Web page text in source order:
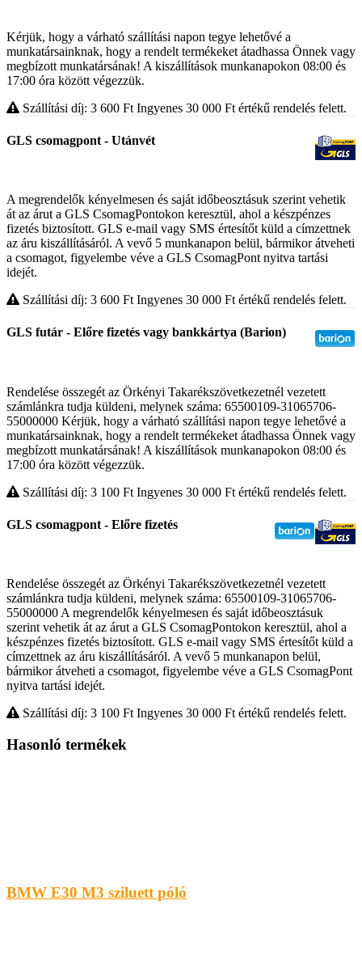
Kérjük, hogy a várható szállítási napon tegye lehetővé a
munkatársainknak, hogy a rendelt termékeket átadhassa Önnek vagy
megbízott munkatársának! A kiszállítások munkanapokon 08:00 és
17:00 óra között végezzük.
Szállítási díj: 3 600 Ft Ingyenes 30 000 Ft értékű rendelés felett.
GLS csomagpont - Utánvét
A megrendelők kényelmesen és saját időbeosztásuk szerint vehetik
át az árut a GLS CsomagPontokon keresztül, ahol a készpénzes
fizetés biztosított. GLS e-mail vagy SMS értesítőt küld a címzettnek
az áru kiszállításáról. A vevő 5 munkanapon belül, bármikor átveheti
a csomagot, figyelembe véve a GLS CsomagPont nyitva tartási
idejét.
Szállítási díj: 3 600 Ft Ingyenes 30 000 Ft értékű rendelés felett.
GLS futár - Előre fizetés vagy bankkártya (Barion)
Rendelése összegét az Örkényi Takarékszövetkezetnél vezetett
számlánkra tudja küldeni, melynek száma: 65500109-31065706-
55000000 Kérjük, hogy a várható szállítási napon tegye lehetővé a
munkatársainknak, hogy a rendelt termékeket átadhassa Önnek vagy
megbízott munkatársának! A kiszállítások munkanapokon 08:00 és
17:00 óra között végezzük.
Szállítási díj: 3 100 Ft Ingyenes 30 000 Ft értékű rendelés felett.
GLS csomagpont - Előre fizetés
Rendelése összegét az Örkényi Takarékszövetkezetnél vezetett
számlánkra tudja küldeni, melynek száma: 65500109-31065706-
55000000 A megrendelők kényelmesen és saját időbeosztásuk
szerint vehetik át az árut a GLS CsomagPontokon keresztül, ahol a
készpénzes fizetés biztosított. GLS e-mail vagy SMS értesítőt küld a
címzettnek az áru kiszállításáról. A vevő 5 munkanapon belül,
bármikor átveheti a csomagot, figyelembe véve a GLS CsomagPont
nyitva tartási idejét.
Szállítási díj: 3 100 Ft Ingyenes 30 000 Ft értékű rendelés felett.
Hasonló termékek
BMW E30 M3 sziluett póló